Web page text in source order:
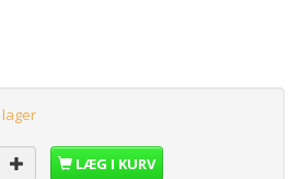
LÆG I KURV